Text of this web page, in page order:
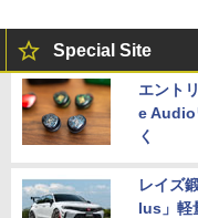
Special Site
エント
e Audio
く
レイズ
lus」軽